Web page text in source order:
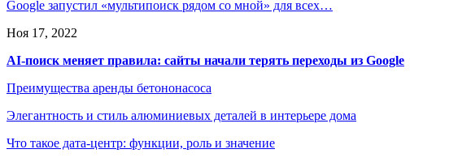
Google запустил «мультипоиск рядом со мной» для всех…
Ноя 17, 2022
AI-поиск меняет правила: сайты начали терять переходы из Google
Преимущества аренды бетононасоса
Элегантность и стиль алюминиевых деталей в интерьере дома
Что такое дата-центр: функции, роль и значение